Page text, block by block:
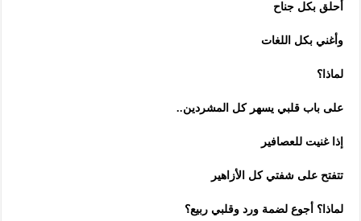
أحلق بكل جناح
وأغني بكل اللغات
لماذا؟
على باب قلبي يسهر كل المشردين..
إذا غنيت للعصافير
تتفتح على شفتي كل الأزاهير
لماذا؟ أجوع لضمة ورد وقلبي ربيع؟